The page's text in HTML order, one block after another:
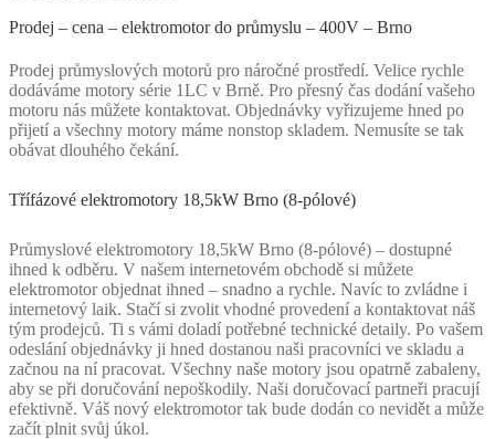
Prodej – cena – elektromotor do průmyslu – 400V – Brno
Prodej průmyslových motorů pro náročné prostředí. Velice rychle
dodáváme motory série 1LC v Brně. Pro přesný čas dodání vašeho
motoru nás můžete kontaktovat. Objednávky vyřizujeme hned po
přijetí a všechny motory máme nonstop skladem. Nemusíte se tak
obávat dlouhého čekání.
Třífázové elektromotory 18,5kW Brno (8-pólové)
Průmyslové elektromotory 18,5kW Brno (8-pólové) – dostupné
ihned k odběru. V našem internetovém obchodě si můžete
elektromotor objednat ihned – snadno a rychle. Navíc to zvládne i
internetový laik. Stačí si zvolit vhodné provedení a kontaktovat náš
tým prodejců. Ti s vámi doladí potřebné technické detaily. Po vašem
odeslání objednávky ji hned dostanou naši pracovníci ve skladu a
začnou na ní pracovat. Všechny naše motory jsou opatrně zabaleny,
aby se při doručování nepoškodily. Naši doručovací partneři pracují
efektivně. Váš nový elektromotor tak bude dodán co nevidět a může
začít plnit svůj úkol.